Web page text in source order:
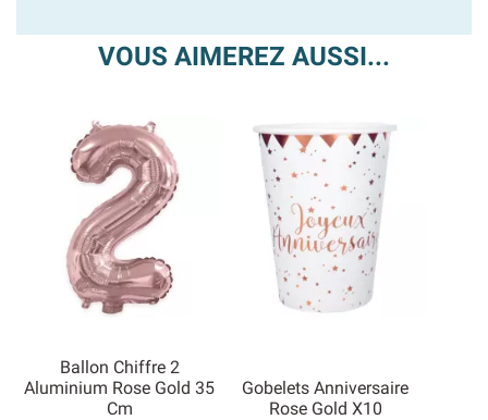
VOUS AIMEREZ AUSSI...
Ballon Chiffre 2
Aluminium Rose Gold 35
Cm
Gobelets Anniversaire
Rose Gold X10